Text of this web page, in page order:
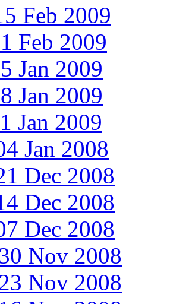
Feb 2009
Feb 2009
Jan 2009
Jan 2009
Jan 2009
Jan 2008
Dec 2008
Dec 2008
Dec 2008
Nov 2008
Nov 2008